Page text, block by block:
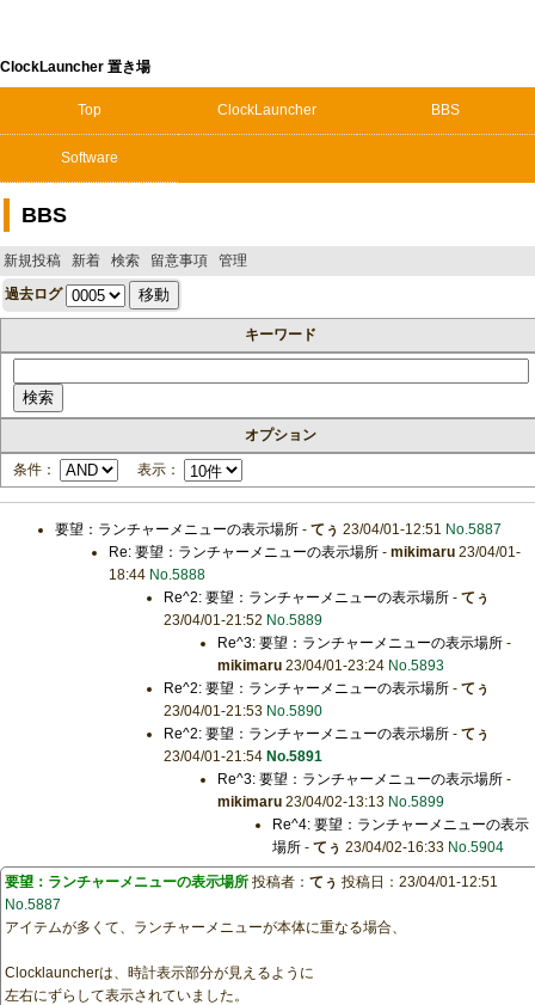
ClockLauncher 置き場
Top ClockLauncher BBS
Software
BBS
新規投稿 新着 検索 留意事項 管理
過去ログ
キーワード
オプション
条件： 表示：
要望：ランチャーメニューの表示場所- てぅ 23/04/01-12:51 No.5887
Re: 要望：ランチャーメニューの表示場所 -mikimaru 23/04/01-
18:44 No.5888
Re^2: 要望：ランチャーメニューの表示場所- てぅ
23/04/01-21:52 No.5889
Re^3: 要望：ランチャーメニューの表示場所 -
mikimaru 23/04/01-23:24 No.5893
Re^2: 要望：ランチャーメニューの表示場所- てぅ
23/04/01-21:53 No.5890
Re^2: 要望：ランチャーメニューの表示場所- てぅ
23/04/01-21:54 No.5891
Re^3: 要望：ランチャーメニューの表示場所 -
mikimaru 23/04/02-13:13 No.5899
Re^4: 要望：ランチャーメニューの表示
場所- てぅ 23/04/02-16:33 No.5904
要望：ランチャーメニューの表示場所 投稿者： てぅ 投稿日：23/04/01-12:51
No.5887
アイテムが多くて、ランチャーメニューが本体に重なる場合、
Clocklauncherは、時計表示部分が見えるように
左右にずらして表示されていました。